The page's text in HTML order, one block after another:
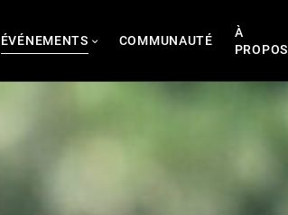
ÉVÉNEMENTS COMMUNAUTÉ
À
PROPOS